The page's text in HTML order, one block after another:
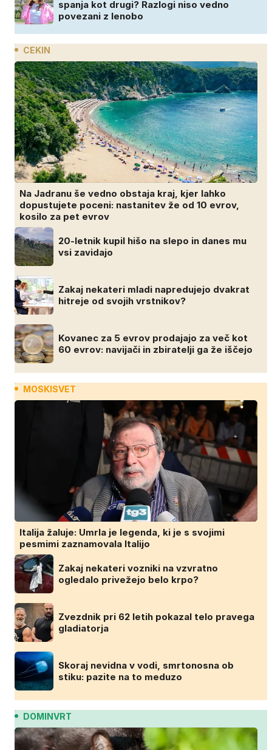
spanja kot drugi? Razlogi niso vedno
povezani z lenobo
CEKIN
Na Jadranu še vedno obstaja kraj, kjer lahko
dopustujete poceni: nastanitev že od 10 evrov,
kosilo za pet evrov
20-letnik kupil hišo na slepo in danes mu
vsi zavidajo
Zakaj nekateri mladi napredujejo dvakrat
hitreje od svojih vrstnikov?
Kovanec za 5 evrov prodajajo za več kot
60 evrov: navijači in zbiratelji ga že iščejo
MOSKISVET
Italija žaluje: Umrla je legenda, ki je s svojimi
pesmimi zaznamovala Italijo
Zakaj nekateri vozniki na vzvratno
ogledalo privežejo belo krpo?
Zvezdnik pri 62 letih pokazal telo pravega
gladiatorja
Skoraj nevidna v vodi, smrtonosna ob
stiku: pazite na to meduzo
DOMINVRT